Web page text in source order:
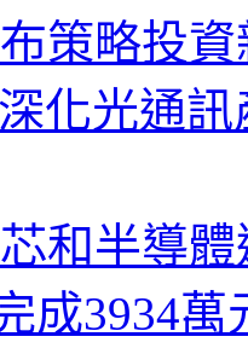
策略投
化光通
和半導
成3934